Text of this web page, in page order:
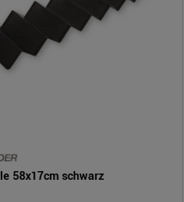
58x17cm schwarz